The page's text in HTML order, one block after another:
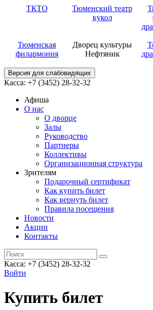
ТКТО
Тюменский театр
кукол
Тюменская
филармония
Дворец культуры
Нефтяник
Версия для слабовидящих
Касса: +7 (3452) 28-32-32
Афиша
О нас
О дворце
Залы
Руководство
Партнеры
Коллективы
Организационная структура
Зрителям
Подарочный сертификат
Как купить билет
Как вернуть билет
Правила посещения
Новости
Акции
Контакты
Касса: +7 (3452) 28-32-32
Войти
Купить билет